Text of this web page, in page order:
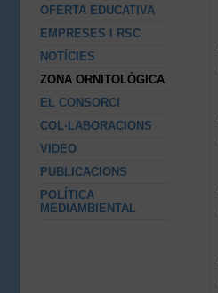
OFERTA EDUCATIVA
EMPRESES I RSC
NOTÍCIES
ZONA ORNITOLÒGICA
EL CONSORCI
COL·LABORACIONS
VIDEO
PUBLICACIONS
POLÍTICA
MEDIAMBIENTAL